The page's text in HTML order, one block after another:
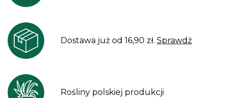
Dostawa już od 16,90 zł. Sprawdź
Rośliny polskiej produkcji